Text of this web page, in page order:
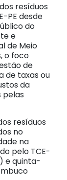
resíduos
PE desde
do
e
de Meio
o foco
de
de taxas ou
da
pelas
resíduos
no
na
pelo TCE-
e quinta-